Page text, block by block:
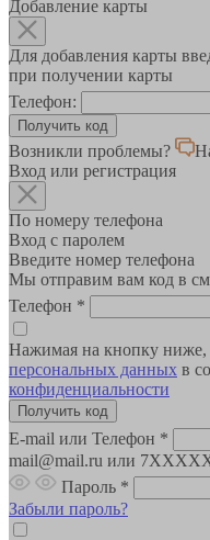
Добавление карты
Для добавления карты
при получении карты
Телефон:
Возникли проблемы?
Вход или регистрация
По номеру телефона
Вход с паролем
Введите номер телефона
Мы отправим вам код в
Телефон *
Нажимая на кнопку ниже,
персональных данных в
конфиденциальности
E-mail или Телефон *
mail@mail.ru или
Пароль *
Забыли пароль?